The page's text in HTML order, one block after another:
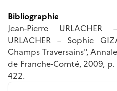
Bibliographie
Jean-Pierre URLACHER
URLACHER – Sophie
Champs Traversains",
de Franche-Comté, 2009, p.
422.